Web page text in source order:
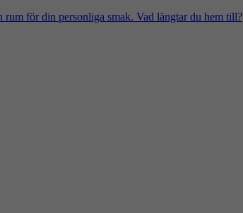
för din personliga smak. Vad längtar du hem till?